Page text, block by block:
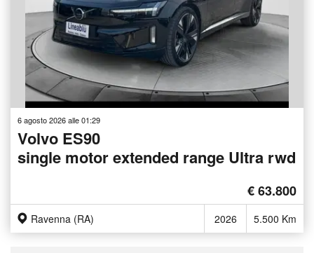
6 agosto 2026 alle 01:29
Volvo ES90
single motor extended range Ultra rwd
€ 63.800
Ravenna (RA) 2026 5.500 Km